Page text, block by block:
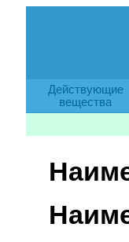
Действующие
вещества